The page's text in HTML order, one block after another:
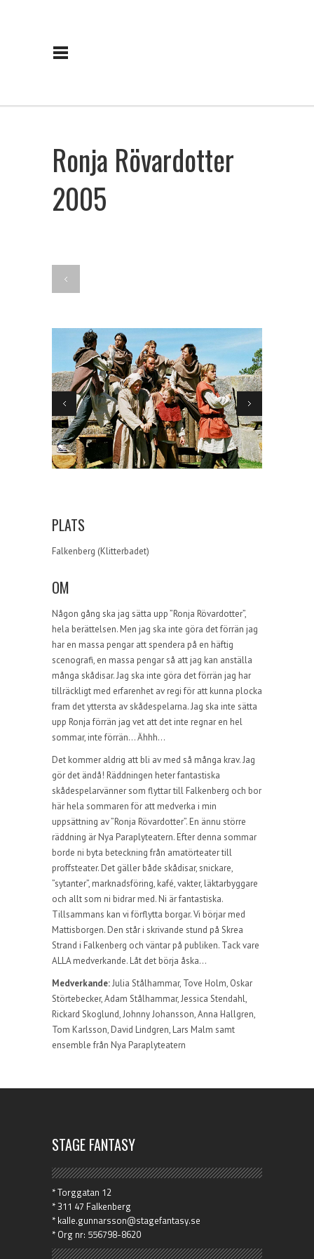
Ronja Rövardotter
2005
PLATS
Falkenberg (Klitterbadet)
OM
Någon gång ska jag sätta upp ”Ronja Rövardotter”,
hela berättelsen. Men jag ska inte göra det förrän jag
har en massa pengar att spendera på en häftig
scenografi, en massa pengar så att jag kan anställa
många skådisar. Jag ska inte göra det förrän jag har
tillräckligt med erfarenhet av regi för att kunna plocka
fram det yttersta av skådespelarna. Jag ska inte sätta
upp Ronja förrän jag vet att det inte regnar en hel
sommar, inte förrän… Ähhh…
Det kommer aldrig att bli av med så många krav. Jag
gör det ändå! Räddningen heter fantastiska
skådespelarvänner som flyttar till Falkenberg och bor
här hela sommaren för att medverka i min
uppsättning av ”Ronja Rövardotter”. En ännu större
räddning är Nya Paraplyteatern. Efter denna sommar
borde ni byta beteckning från amatörteater till
proffsteater. Det gäller både skådisar, snickare,
”sytanter”, marknadsföring, kafé, vakter, läktarbyggare
och allt som ni bidrar med. Ni är fantastiska.
Tillsammans kan vi förflytta borgar. Vi börjar med
Mattisborgen. Den står i skrivande stund på Skrea
Strand i Falkenberg och väntar på publiken. Tack vare
ALLA medverkande. Låt det börja åska…
Medverkande:Julia Stålhammar, Tove Holm, Oskar
Störtebecker, Adam Stålhammar, Jessica Stendahl,
Rickard Skoglund, Johnny Johansson, Anna Hallgren,
Tom Karlsson, David Lindgren, Lars Malm samt
ensemble från Nya Paraplyteatern
STAGE FANTASY
* Torggatan 12
* 311 47 Falkenberg
* kalle.gunnarsson@stagefantasy.se
* Org nr: 556798-8620